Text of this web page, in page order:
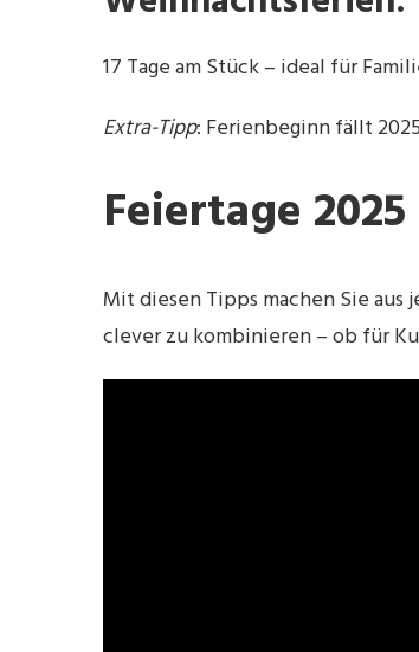
17 Tage am Stück – ideal für
Extra-Tipp: Ferienbeginn fällt
Feiertage
Mit diesen Tipps machen Sie
clever zu kombinieren – ob für